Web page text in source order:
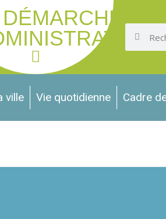
DÉMARCHES
ville Vie quotidienne Cadre